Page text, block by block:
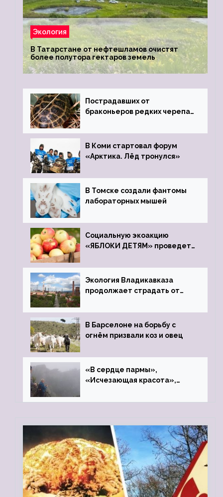
Экология
В Татарстане от нефтешламов очистят
более полутора гектаров земель
Пострадавших от
браконьеров редких черепах
зоопарк
В Коми стартовал форум
«Арктика. Лёд тронулся»
В Томске создали фантомы
лабораторных мышей
Социальную экоакцию
«ЯБЛОКИ ДЕТЯМ» проведет
Экология Владикавказа
продолжает страдать от
В Барселоне на борьбу с
огнём призвали коз и овец
«В сердце пармы»,
«Исчезающая красота»,